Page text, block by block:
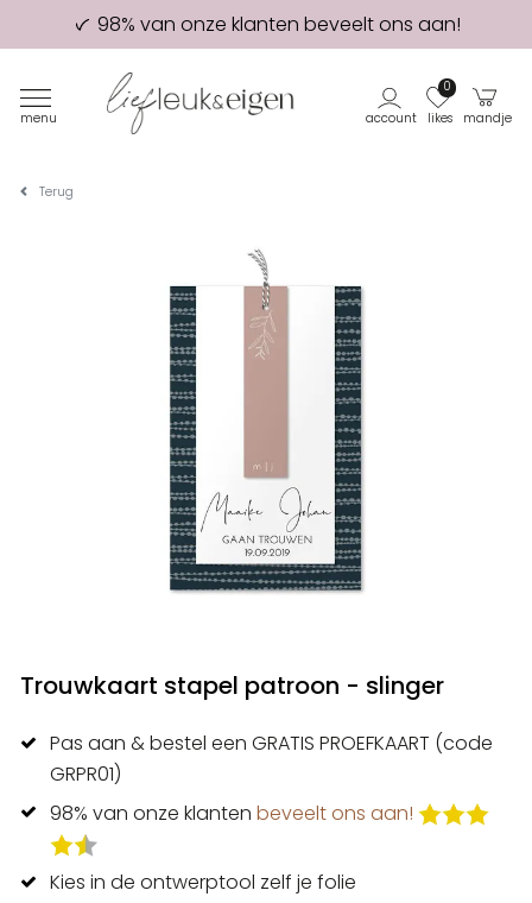
98% van onze klanten beveelt ons aan!
Eerste proefdruk GRATIS
menu account likes
0
mandje
Terug
Trouwkaart stapel patroon - slinger
Pas aan & bestel een GRATIS PROEFKAART (code
GRPR01)
98% van onze klanten beveelt ons aan!
Kies in de ontwerptool zelf je folie